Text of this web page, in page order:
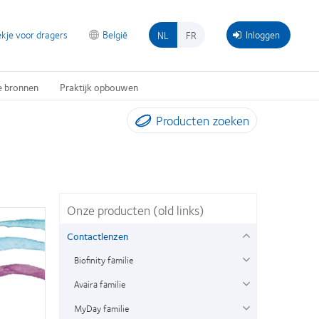
Inloggen
NL FR
België
voor dragers
bronnen Praktijk opbouwen
Producten zoeken
Onze producten (old links)
Contactlenzen
Biofinity familie
Avaira familie
MyDay familie